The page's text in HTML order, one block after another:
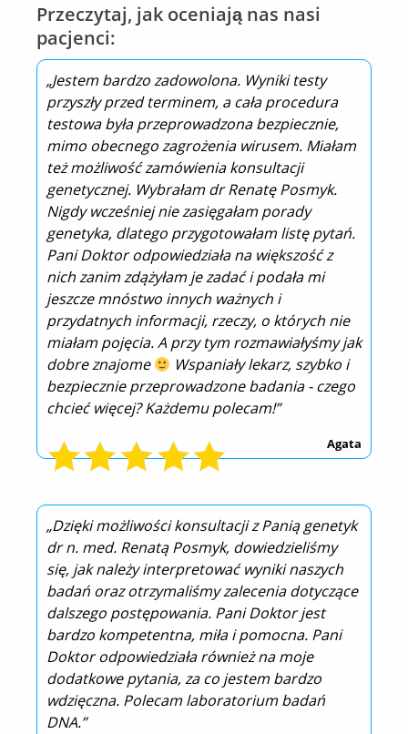
Przeczytaj, jak oceniają nas nasi
pacjenci:
„Jestem bardzo zadowolona. Wyniki testy
przyszły przed terminem, a cała procedura
testowa była przeprowadzona bezpiecznie,
mimo obecnego zagrożenia wirusem. Miałam
też możliwość zamówienia konsultacji
genetycznej. Wybrałam dr Renatę Posmyk.
Nigdy wcześniej nie zasięgałam porady
genetyka, dlatego przygotowałam listę pytań.
Pani Doktor odpowiedziała na większość z
nich zanim zdążyłam je zadać i podała mi
jeszcze mnóstwo innych ważnych i
przydatnych informacji, rzeczy, o których nie
miałam pojęcia. A przy tym rozmawiałyśmy jak
dobre znajome
Wspaniały lekarz, szybko i
bezpiecznie przeprowadzone badania - czego
chcieć więcej? Każdemu polecam!”
Agata
„Dzięki możliwości konsultacji z Panią genetyk
dr n. med. Renatą Posmyk, dowiedzieliśmy
się, jak należy interpretować wyniki naszych
badań oraz otrzymaliśmy zalecenia dotyczące
dalszego postępowania. Pani Doktor jest
bardzo kompetentna, miła i pomocna. Pani
Doktor odpowiedziała również na moje
dodatkowe pytania, za co jestem bardzo
wdzięczna. Polecam laboratorium badań
DNA.”